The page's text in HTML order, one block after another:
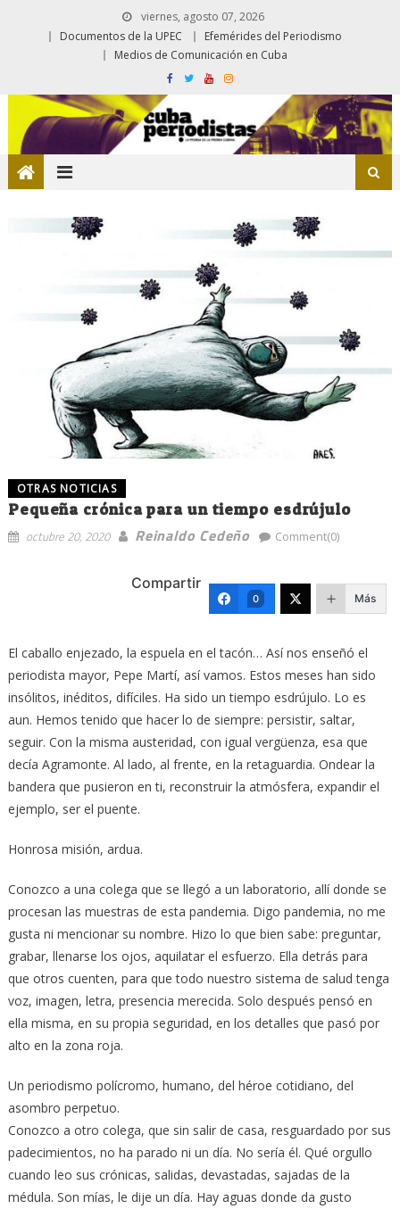
viernes, agosto 07, 2026
Documentos de la UPEC
Efemérides del Periodismo
Medios de Comunicación en Cuba
OTRAS NOTICIAS
Pequeña crónica para un tiempo esdrújulo
octubre 20, 2020 Reinaldo Cedeño Comment(0)
Compartir
0 Más
El caballo enjezado, la espuela en el tacón… Así nos enseñó el
periodista mayor, Pepe Martí, así vamos. Estos meses han sido
insólitos, inéditos, difíciles. Ha sido un tiempo esdrújulo. Lo es
aun. Hemos tenido que hacer lo de siempre: persistir, saltar,
seguir. Con la misma austeridad, con igual vergüenza, esa que
decía Agramonte. Al lado, al frente, en la retaguardia. Ondear la
bandera que pusieron en ti, reconstruir la atmósfera, expandir el
ejemplo, ser el puente.
Honrosa misión, ardua.
Conozco a una colega que se llegó a un laboratorio, allí donde se
procesan las muestras de esta pandemia. Digo pandemia, no me
gusta ni mencionar su nombre. Hizo lo que bien sabe: preguntar,
grabar, llenarse los ojos, aquilatar el esfuerzo. Ella detrás para
que otros cuenten, para que todo nuestro sistema de salud tenga
voz, imagen, letra, presencia merecida. Solo después pensó en
ella misma, en su propia seguridad, en los detalles que pasó por
alto en la zona roja.
Un periodismo polícromo, humano, del héroe cotidiano, del
asombro perpetuo.
Conozco a otro colega, que sin salir de casa, resguardado por sus
padecimientos, no ha parado ni un día. No sería él. Qué orgullo
cuando leo sus crónicas, salidas, devastadas, sajadas de la
médula. Son mías, le dije un día. Hay aguas donde da gusto